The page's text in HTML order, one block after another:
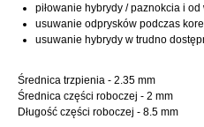
piłowanie hybrydy / paznokcia i
usuwanie odprysków podczas
usuwanie hybrydy w trudno
Średnica trzpienia - 2.35 mm
Średnica części roboczej - 2 mm
Długość części roboczej - 8.5 mm